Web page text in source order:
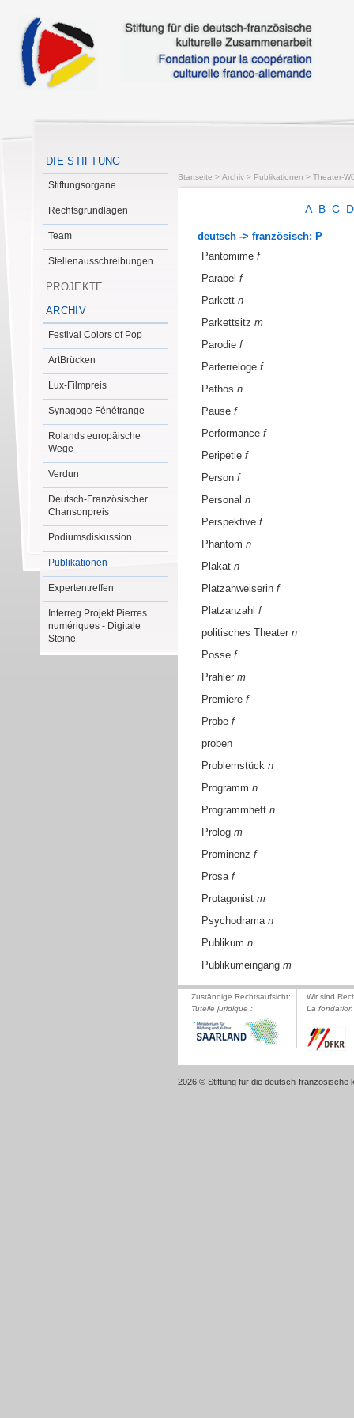
DIE STIFTUNG
Stiftungsorgane
Rechtsgrundlagen
Team
Stellenausschreibungen
PROJEKTE
ARCHIV
Festival Colors of Pop
ArtBrücken
Lux-Filmpreis
Synagoge Fénétrange
Rolands europäische
Wege
Verdun
Deutsch-Französischer
Chansonpreis
Podiumsdiskussion
Publikationen
Expertentreffen
Interreg Projekt Pierres
numériques - Digitale
Steine
Startseite > Archiv > Publikationen > Theater-
A B C
deutsch -> französisch: P
Pantomime f
Parabel f
Parkett n
Parkettsitz m
Parodie f
Parterreloge f
Pathos n
Pause f
Performance f
Peripetie f
Person f
Personal n
Perspektive f
Phantom n
Plakat n
Platzanweiserin f
Platzanzahl f
politisches Theater n
Posse f
Prahler m
Premiere f
Probe f
proben
Problemstück n
Programm n
Programmheft n
Prolog m
Prominenz f
Prosa f
Protagonist m
Psychodrama n
Publikum n
Publikumeingang m
Zuständige Rechtsaufsicht:
Tutelle juridique :
Wir sind
La
2026 © Stiftung für die deutsch-französische